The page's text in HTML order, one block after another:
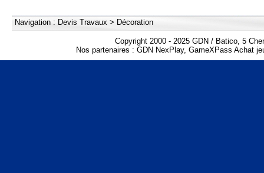
Navigation : Devis Travaux > Décoration
Copyright 2000 - 2025 GDN / Batico, 5
Nos partenaires : GDN NexPlay, GameXPass Achat